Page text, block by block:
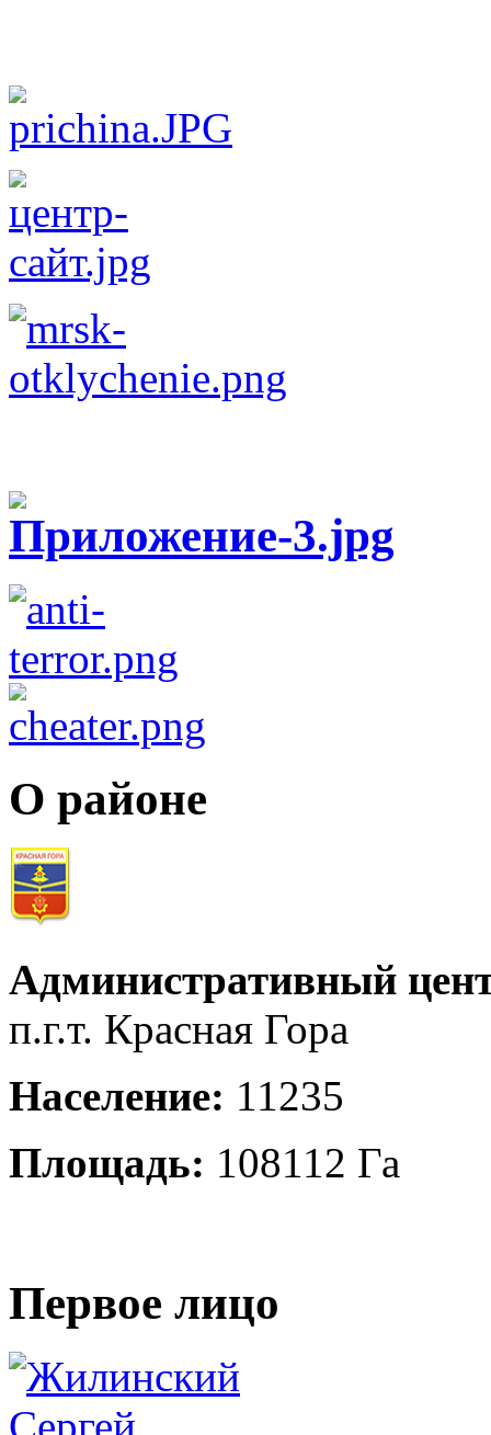
О районе
Административный
п.г.т. Красная Гора
Население: 11235
Площадь: 108112 Га
Первое лицо